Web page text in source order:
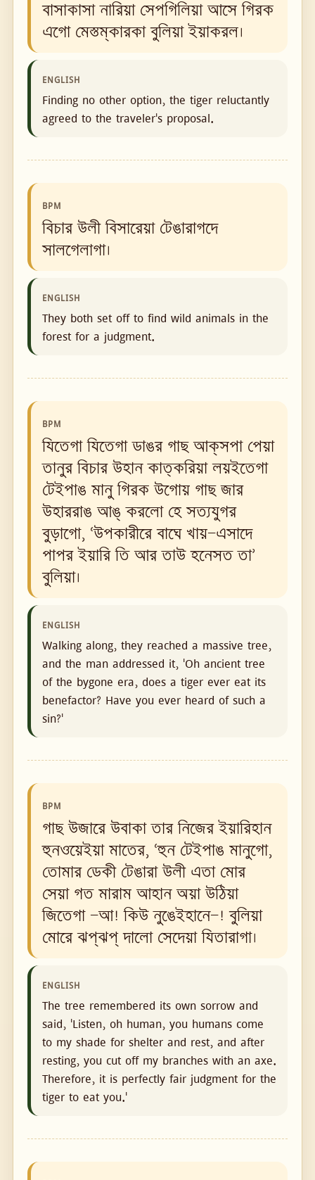
বাসাকাসা নারিয়া সেপগিলিয়া আসে গিরক
এগো মেস্তম্‌কারকা বুলিয়া ইয়াকরল।
ENGLISH
Finding no other option, the tiger reluctantly
agreed to the traveler's proposal.
BPM
বিচার উলী বিসারেয়া টেঙারাগদে
সালগেলাগা।
ENGLISH
They both set off to find wild animals in the
forest for a judgment.
BPM
যিতেগা যিতেগা ডাঙর গাছ আক্‌সপা পেয়া
তানুর বিচার উহান কাত্‌করিয়া লয়ইতেগা
টেইপাঙ মানু গিরক উগোয় গাছ জার
উহাররাঙ আঙ্ করলো হে সত্যযুগর
বুড়াগো, ‘উপকারীরে বাঘে খায়—এসাদে
পাপর ইয়ারি তি আর তাউ হনেসত তা’
বুলিয়া।
ENGLISH
Walking along, they reached a massive tree,
and the man addressed it, 'Oh ancient tree
of the bygone era, does a tiger ever eat its
benefactor? Have you ever heard of such a
sin?'
BPM
গাছ উজারে উবাকা তার নিজের ইয়ারিহান
হুনওয়েইয়া মাতের, ‘হুন টেইপাঙ মানুগো,
তোমার ডেকী টেঙারা উলী এতা মোর
সেয়া গত মারাম আহান অয়া উঠিয়া
জিতেগা —আ! কিউ নুঙেইহানে—! বুলিয়া
মোরে ঝপ্‌ঝপ্ দালো সেদেয়া যিতারাগা।
ENGLISH
The tree remembered its own sorrow and
said, 'Listen, oh human, you humans come
to my shade for shelter and rest, and after
resting, you cut off my branches with an axe.
Therefore, it is perfectly fair judgment for the
tiger to eat you.'